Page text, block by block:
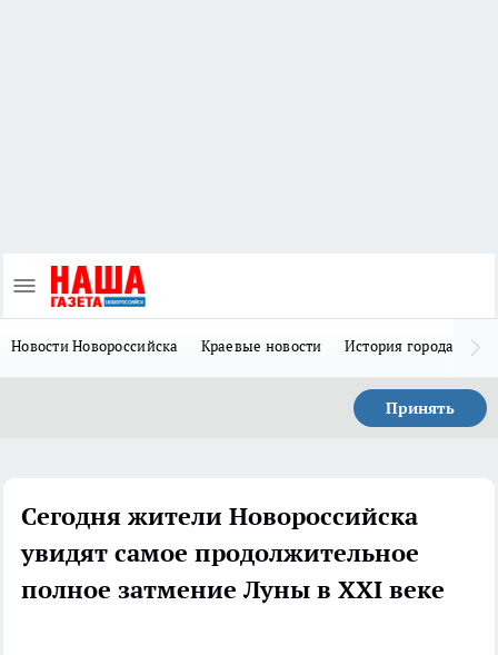
Новости Новороссийска Краевые новости История города Н
Принять
Сегодня жители Новороссийска
увидят самое продолжительное
полное затмение Луны в XXI веке